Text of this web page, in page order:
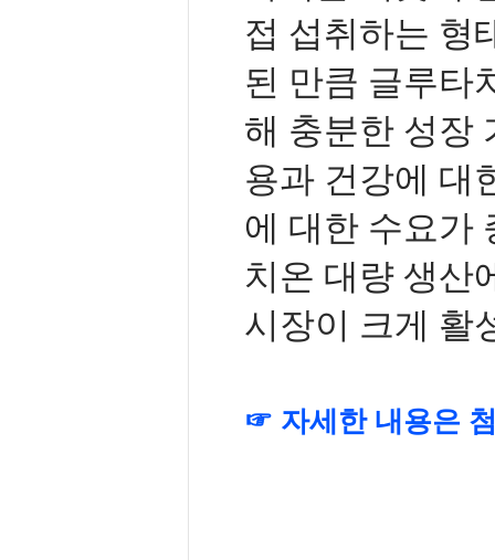
접 섭취하는 형
된 만큼 글루타
해 충분한 성장
용과 건강에 대
에 대한 수요가
치온 대량 생산
시장이 크게 활
☞ 자세한 내용은